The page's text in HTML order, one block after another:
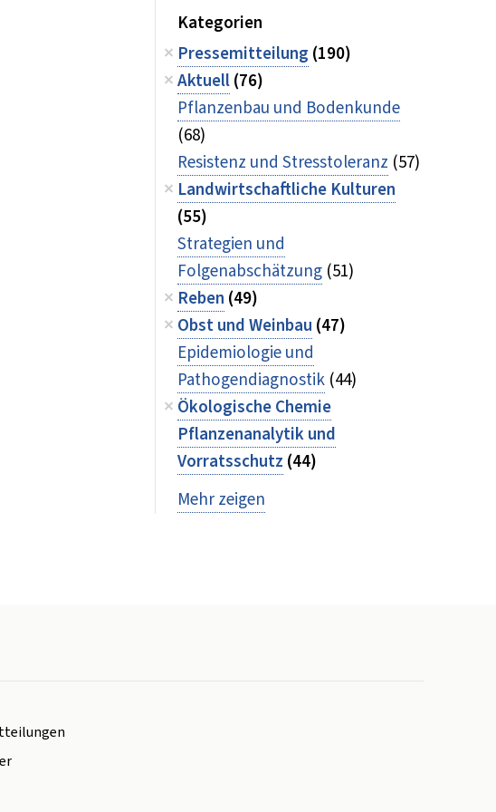
Kategorien
Pressemitteilung (190)
Aktuell(76)
Pflanzenbau und Bodenkunde
(68)
Resistenz und Stresstoleranz (57)
Landwirtschaftliche Kulturen
(55)
Strategien und
Folgenabschätzung (51)
Reben (49)
Obst und Weinbau (47)
Epidemiologie und
Pathogendiagnostik (44)
Ökologische Chemie
Pflanzenanalytik und
Vorratsschutz (44)
Mehr zeigen